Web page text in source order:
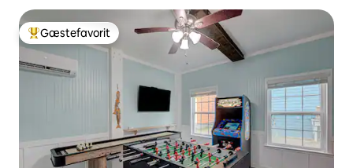
Bedste gæstefavorit
Gæstefavorit